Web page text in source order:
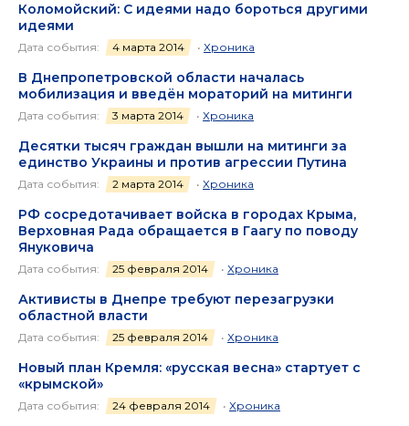
Коломойский: С идеями надо бороться другими
идеями
Дата события: 4 марта 2014 • Хроника
В Днепропетровской области началась
мобилизация и введён мораторий на митинги
Дата события: 3 марта 2014 • Хроника
Десятки тысяч граждан вышли на митинги за
единство Украины и против агрессии Путина
Дата события: 2 марта 2014 • Хроника
РФ сосредотачивает войска в городах Крыма,
Верховная Рада обращается в Гаагу по поводу
Януковича
Дата события: 25 февраля 2014 • Хроника
Активисты в Днепре требуют перезагрузки
областной власти
Дата события: 25 февраля 2014 • Хроника
Новый план Кремля: «русская весна» стартует с
«крымской»
Дата события: 24 февраля 2014 • Хроника